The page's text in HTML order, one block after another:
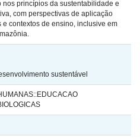
nos princípios da sustentabilidade e
com perspectivas de aplicação
e contextos de ensino, inclusive em
sustentável